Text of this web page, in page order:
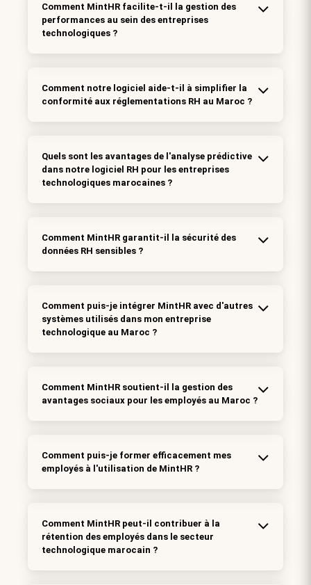
Comment MintHR facilite-t-il la gestion des
performances au sein des entreprises
technologiques ?
Comment notre logiciel aide-t-il à simplifier la
conformité aux réglementations RH au Maroc ?
Quels sont les avantages de l'analyse prédictive
dans notre logiciel RH pour les entreprises
technologiques marocaines ?
Comment MintHR garantit-il la sécurité des
données RH sensibles ?
Comment puis-je intégrer MintHR avec d'autres
systèmes utilisés dans mon entreprise
technologique au Maroc ?
Comment MintHR soutient-il la gestion des
avantages sociaux pour les employés au Maroc ?
Comment puis-je former efficacement mes
employés à l'utilisation de MintHR ?
Comment MintHR peut-il contribuer à la
rétention des employés dans le secteur
technologique marocain ?